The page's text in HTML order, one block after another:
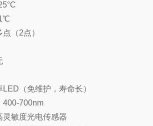
（2点）
（免维护，寿命长）
400-700nm
敏度光电传感器